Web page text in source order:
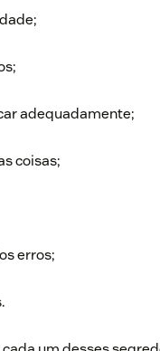
adequadamente;
coisas;
erros;